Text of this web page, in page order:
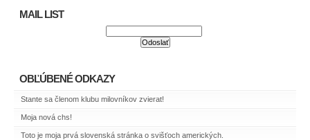
MAIL LIST
OBĽÚBENÉ ODKAZY
Stante sa členom klubu milovníkov zvierat!
Moja nová chs!
Toto je moja prvá slovenská stránka o svišťoch amerických.